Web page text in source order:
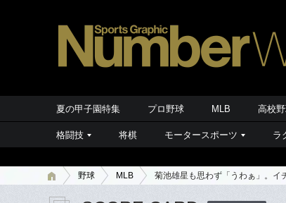
夏の甲子園特集 プロ野球 MLB 高校
格闘技 将棋 モータースポーツ ラ
野球 MLB 菊池雄星も思わず「うわぁ」。イ